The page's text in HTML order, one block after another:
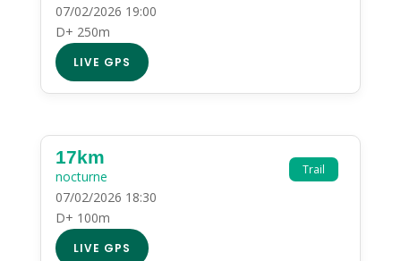
07/02/2026 19:00
D+ 250m
LIVE GPS
Trail
17km
nocturne
07/02/2026 18:30
D+ 100m
LIVE GPS